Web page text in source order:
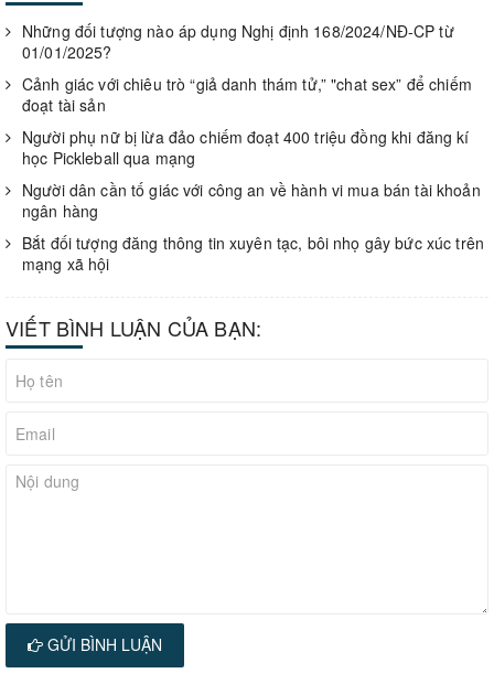
Những đối tượng nào áp dụng Nghị định 168/2024/NĐ-CP từ
01/01/2025?
Cảnh giác với chiêu trò “giả danh thám tử,” "chat sex” để chiếm
đoạt tài sản
Người phụ nữ bị lừa đảo chiếm đoạt 400 triệu đồng khi đăng kí
học Pickleball qua mạng
Người dân cần tố giác với công an về hành vi mua bán tài khoản
ngân hàng
Bắt đối tượng đăng thông tin xuyên tạc, bôi nhọ gây bức xúc trên
mạng xã hội
VIẾT BÌNH LUẬN CỦA BẠN:
GỬI BÌNH LUẬN